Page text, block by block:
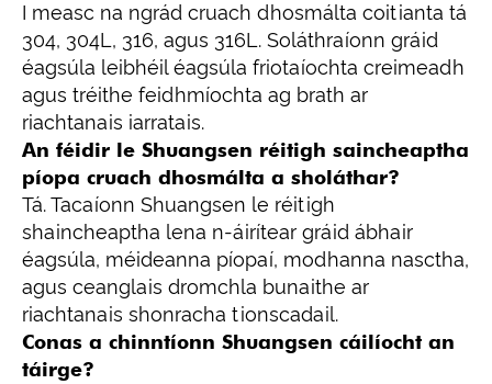
I measc na ngrád cruach dhosmálta coitianta tá
304, 304L, 316, agus 316L. Soláthraíonn gráid
éagsúla leibhéil éagsúla friotaíochta creimeadh
agus tréithe feidhmíochta ag brath ar
riachtanais iarratais.
An féidir le Shuangsen réitigh saincheaptha
píopa cruach dhosmálta a sholáthar?
Tá. Tacaíonn Shuangsen le réitigh
shaincheaptha lena n-áirítear gráid ábhair
éagsúla, méideanna píopaí, modhanna nasctha,
agus ceanglais dromchla bunaithe ar
riachtanais shonracha tionscadail.
Conas a chinntíonn Shuangsen cáilíocht an
táirge?